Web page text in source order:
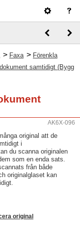
> Faxa > Förenkla
samtidigt (Bygg
AK6X-096
original att de
i
du scanna originalen
som en enda sats.
från både
originalglaset kan
original